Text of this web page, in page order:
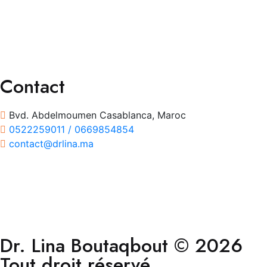
Contact
Bvd. Abdelmoumen Casablanca, Maroc
0522259011 / 0669854854
contact@drlina.ma
Dr. Lina Boutaqbout © 2026